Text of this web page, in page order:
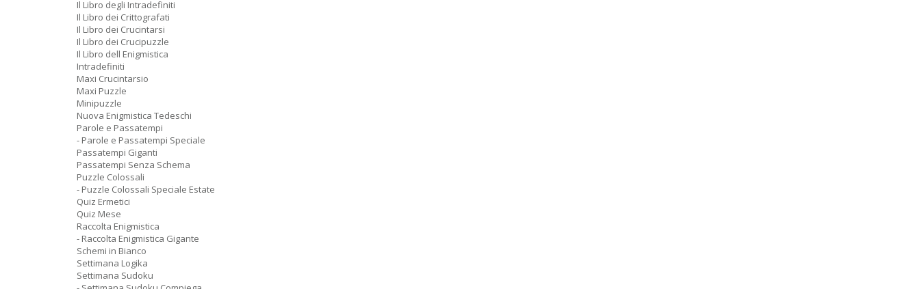
Il Libro degli Intradefiniti
Il Libro dei Crittografati
Il Libro dei Crucintarsi
Il Libro dei Crucipuzzle
Il Libro dell Enigmistica
Intradefiniti
Maxi Crucintarsio
Maxi Puzzle
Minipuzzle
Nuova Enigmistica Tedeschi
Parole e Passatempi
- Parole e Passatempi Speciale
Passatempi Giganti
Passatempi Senza Schema
Puzzle Colossali
- Puzzle Colossali Speciale Estate
Quiz Ermetici
Quiz Mese
Raccolta Enigmistica
- Raccolta Enigmistica Gigante
Schemi in Bianco
Settimana Logika
Settimana Sudoku